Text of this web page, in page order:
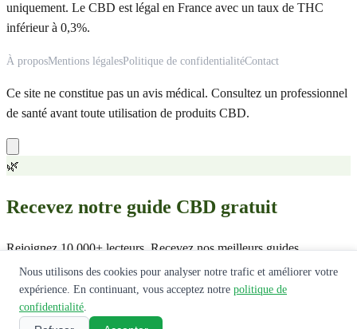
uniquement. Le CBD est légal en France avec un taux de THC
inférieur à 0,3%.
À proposMentions légalesPolitique de confidentialitéContact
Ce site ne constitue pas un avis médical. Consultez un professionnel
de santé avant toute utilisation de produits CBD.
🌿
Recevez notre guide CBD gratuit
Rejoignez 10 000+ lecteurs. Recevez nos meilleurs guides,
comparatifs et offres exclusives.
Nous utilisons des cookies pour analyser notre trafic et améliorer votre
expérience. En continuant, vous acceptez notre politique de
confidentialité.